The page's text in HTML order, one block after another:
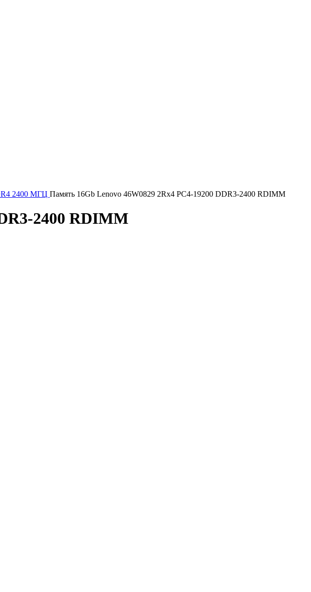
2400 МГЦ Память 16Gb Lenovo 46W0829 2Rx4 PC4-19200 DDR3-2400 RDIMM
2400 RDIMM